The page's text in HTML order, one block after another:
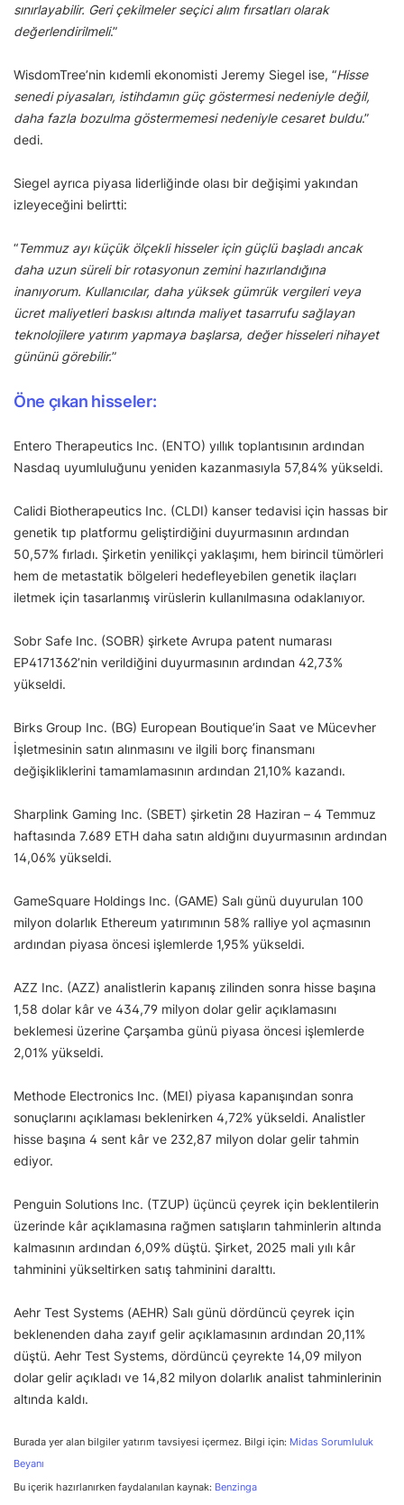
sınırlayabilir. Geri çekilmeler seçici alım fırsatları olarak
değerlendirilmeli.”
WisdomTree’nin kıdemli ekonomisti Jeremy Siegel ise, “Hisse
senedi piyasaları, istihdamın güç göstermesi nedeniyle değil,
daha fazla bozulma göstermemesi nedeniyle cesaret buldu.”
dedi.
Siegel ayrıca piyasa liderliğinde olası bir değişimi yakından
izleyeceğini belirtti:
“Temmuz ayı küçük ölçekli hisseler için güçlü başladı ancak
daha uzun süreli bir rotasyonun zemini hazırlandığına
inanıyorum. Kullanıcılar, daha yüksek gümrük vergileri veya
ücret maliyetleri baskısı altında maliyet tasarrufu sağlayan
teknolojilere yatırım yapmaya başlarsa, değer hisseleri nihayet
gününü görebilir.”
Öne çıkan hisseler:
Entero Therapeutics Inc. (ENTO) yıllık toplantısının ardından
Nasdaq uyumluluğunu yeniden kazanmasıyla 57,84% yükseldi.
Calidi Biotherapeutics Inc. (CLDI) kanser tedavisi için hassas bir
genetik tıp platformu geliştirdiğini duyurmasının ardından
50,57% fırladı. Şirketin yenilikçi yaklaşımı, hem birincil tümörleri
hem de metastatik bölgeleri hedefleyebilen genetik ilaçları
iletmek için tasarlanmış virüslerin kullanılmasına odaklanıyor.
Sobr Safe Inc. (SOBR) şirkete Avrupa patent numarası
EP4171362’nin verildiğini duyurmasının ardından 42,73%
yükseldi.
Birks Group Inc. (BG) European Boutique’in Saat ve Mücevher
İşletmesinin satın alınmasını ve ilgili borç finansmanı
değişikliklerini tamamlamasının ardından 21,10% kazandı.
Sharplink Gaming Inc. (SBET) şirketin 28 Haziran – 4 Temmuz
haftasında 7.689 ETH daha satın aldığını duyurmasının ardından
14,06% yükseldi.
GameSquare Holdings Inc. (GAME) Salı günü duyurulan 100
milyon dolarlık Ethereum yatırımının 58% ralliye yol açmasının
ardından piyasa öncesi işlemlerde 1,95% yükseldi.
AZZ Inc. (AZZ) analistlerin kapanış zilinden sonra hisse başına
1,58 dolar kâr ve 434,79 milyon dolar gelir açıklamasını
beklemesi üzerine Çarşamba günü piyasa öncesi işlemlerde
2,01% yükseldi.
Methode Electronics Inc. (MEI) piyasa kapanışından sonra
sonuçlarını açıklaması beklenirken 4,72% yükseldi. Analistler
hisse başına 4 sent kâr ve 232,87 milyon dolar gelir tahmin
ediyor.
Penguin Solutions Inc. (TZUP) üçüncü çeyrek için beklentilerin
üzerinde kâr açıklamasına rağmen satışların tahminlerin altında
kalmasının ardından 6,09% düştü. Şirket, 2025 mali yılı kâr
tahminini yükseltirken satış tahminini daralttı.
Aehr Test Systems (AEHR) Salı günü dördüncü çeyrek için
beklenenden daha zayıf gelir açıklamasının ardından 20,11%
düştü. Aehr Test Systems, dördüncü çeyrekte 14,09 milyon
dolar gelir açıkladı ve 14,82 milyon dolarlık analist tahminlerinin
altında kaldı.
Burada yer alan bilgiler yatırım tavsiyesi içermez. Bilgi için: Midas Sorumluluk
Beyanı
Bu içerik hazırlanırken faydalanılan kaynak: Benzinga